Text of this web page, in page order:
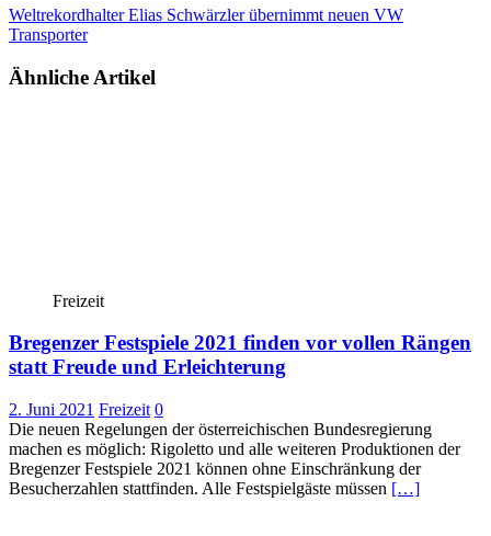
Weltrekordhalter Elias Schwärzler übernimmt neuen VW
Transporter
Ähnliche Artikel
Freizeit
Bregenzer Festspiele 2021 finden vor vollen Rängen
statt Freude und Erleichterung
2. Juni 2021 Freizeit 0
Die neuen Regelungen der österreichischen Bundesregierung
machen es möglich: Rigoletto und alle weiteren Produktionen der
Bregenzer Festspiele 2021 können ohne Einschränkung der
Besucherzahlen stattfinden. Alle Festspielgäste müssen […]